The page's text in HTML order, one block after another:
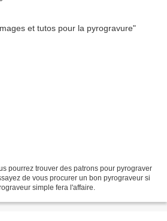
pourrez trouver des patrons pour pyrograver
de vous procurer un bon pyrograveur si
simple fera l'affaire.